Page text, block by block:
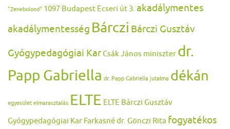
"Zenebolond" 1097 Budapest Ecseri út 3. akadálymentes
akadálymentesség Bárczi Bárczi Gusztáv
Gyógypedagógiai KarCsák János miniszter dr.
Papp Gabriella dr. Papp Gabriella jutalma dékán
egyesület elmarasztalás ELTE ELTE Bárczi Gusztáv
Gyógypedagógiai Kar Farkasné dr. Gönczi Rita fogyatékos